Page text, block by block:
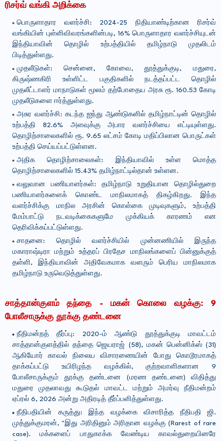
ரிசர்வ் வங்கி அறிக்கை
பொருளாதார வளர்ச்சி: 2024-25 நிதியாண்டிற்கான ரிசர்வ்
வங்கியின் புள்ளிவிவரங்களின்படி, 16% பொருளாதார வளர்ச்சியுடன்
இந்தியாவின் தொழில் உற்பத்தியில் தமிழ்நாடு முதலிடம்
பிடித்துள்ளது.
முதலீடுகள்: சென்னை, கோவை, தூத்துக்குடி, மதுரை,
கிருஷ்ணகிரி உள்ளிட்ட பகுதிகளில் நடத்தப்பட்ட தொழில்
முதலீட்டாளர் மாநாடுகள் மூலம் தற்போதைய அரசு ரூ. 160.53 கோடி
முதலீடுகளை ஈர்த்துள்ளது.
அசுர வளர்ச்சி: கடந்த ஐந்து ஆண்டுகளில் தமிழ்நாட்டின் தொழில்
உற்பத்தி 82.6% அளவுக்கு அபார வளர்ச்சியை எட்டியுள்ளது.
தொழிற்சாலைகளில் ரூ. 9.65 லட்சம் கோடி மதிப்பிலான பொருட்கள்
உற்பத்தி செய்யப்பட்டுள்ளன.
அதிக தொழிற்சாலைகள்: இந்தியாவில் உள்ள மொத்த
தொழிற்சாலைகளில் 15.43% தமிழ்நாட்டில்தான் உள்ளன.
வலுவான பணியாளர்கள்: தமிழ்நாடு உறுதியான தொழில்துறை
பணியாளர்களைக் கொண்ட மாநிலமாகத் திகழ்கிறது. இந்த
வளர்ச்சிக்கு மாநில அரசின் கொள்கை முடிவுகளும், உற்பத்தி
மேம்பாட்டு நடவடிக்கைகளுமே முக்கியக் காரணம் என
தெரிவிக்கப்பட்டுள்ளது.
சாதனை: தொழில் வளர்ச்சியில் முன்னணியில் இருந்த
மகாராஷ்டிரா மற்றும் உத்தரப் பிரதேச மாநிலங்களைப் பின்னுக்குத்
தள்ளி, இந்தியாவின் அதிவேகமாக வளரும் பெரிய மாநிலமாக
தமிழ்நாடு உருவெடுத்துள்ளது.
சாத்தான்குளம் தந்தை - மகன் கொலை வழக்கு: 9
போலீசாருக்கு தூக்கு தண்டனை
நீதிமன்றத் தீர்ப்பு: 2020-ம் ஆண்டு தூத்துக்குடி மாவட்டம்
சாத்தான்குளத்தில் தந்தை ஜெயராஜ் (58), மகன் பென்னிக்ஸ் (31)
ஆகியோர் காவல் நிலைய விசாரணையின் போது கொடூரமாகத்
தாக்கப்பட்டு உயிரிழந்த வழக்கில், குற்றவாளிகளான 9
போலீசாருக்கும் தூக்கு தண்டனை (மரண தண்டனை) விதித்து
மதுரை முதலாவது கூடுதல் மாவட்ட மற்றும் அமர்வு நீதிமன்றம்
ஏப்ரல் 6, 2026 அன்று அதிரடித் தீர்ப்பளித்துள்ளது.
நீதிபதியின் கருத்து: இந்த வழக்கை விசாரித்த நீதிபதி ஜி.
முத்துக்குமரன், "இது அரிதினும் அரிதான வழக்கு (Rarest of rare
case). மக்களைப் பாதுகாக்க வேண்டிய காவல்துறையினரே